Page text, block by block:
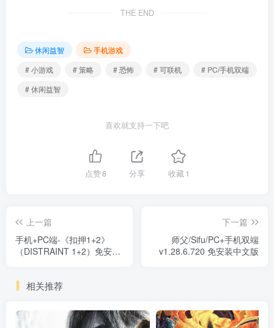
THE END
休闲益智
手机游戏
# 小游戏
# 策略 # 恐怖 # 可联机
# PC/手机双端
# 休闲益智
喜欢就支持一下吧
点赞8 分享 收藏1
上一篇
手机+PC端-《扣押1+2》
（DISTRAINT 1+2）免安装
1+2）免安装中文版
下一篇
师父/Sifu/PC+手机双端
v1.28.6.720 免安装中文版
相关推荐